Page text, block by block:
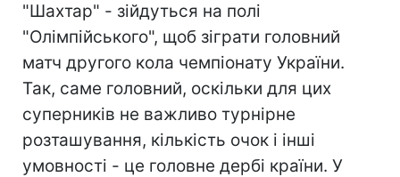
"Шахтар" - зійдуться на полі
"Олімпійського", щоб зіграти головний
матч другого кола чемпіонату України.
Так, саме головний, оскільки для цих
суперників не важливо турнірне
розташування, кількість очок і інші
умовності - це головне дербі країни. У